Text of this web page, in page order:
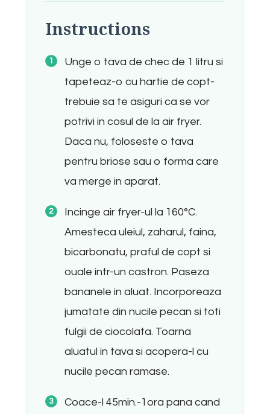
Instructions
Unge o tava de chec de 1 litru si
tapeteaz-o cu hartie de copt-
trebuie sa te asiguri ca se vor
potrivi in cosul de la air fryer.
Daca nu, foloseste o tava
pentru briose sau o forma care
va merge in aparat.
Incinge air fryer-ul la 160°C.
Amesteca uleiul, zaharul, faina,
bicarbonatu, praful de copt si
ouale intr-un castron. Paseza
bananele in aluat. Incorporeaza
jumatate din nucile pecan si toti
fulgii de ciocolata. Toarna
aluatul in tava si acopera-l cu
nucile pecan ramase.
Coace-l 45min.-1ora pana cand